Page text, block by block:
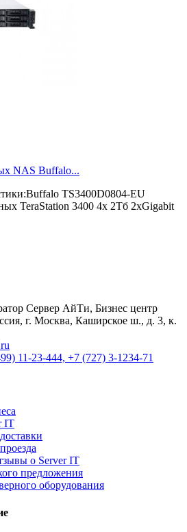
NAS Buffalo...
TS3400D0804-EU
TeraStation 3400 4x 2Тб 2xGigabit
Сервер АйТи, Бизнес центр
г. Москва, Каширское ш., д. 3, к.
11-23-444, +7 (727) 3-1234-71
IT
о Server IT
предложения
оборудования